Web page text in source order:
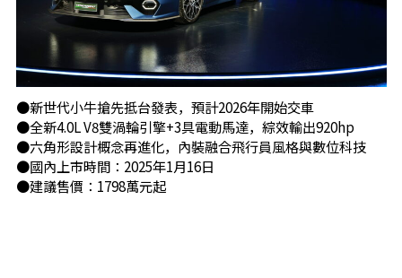
●新世代小牛搶先抵台發表，預計2026年開始交車
●全新4.0L V8雙渦輪引擎+3具電動馬達，綜效輸出920hp
●六角形設計概念再進化，內裝融合飛行員風格與數位科技
●國內上市時間：2025年1月16日
●建議售價：1798萬元起